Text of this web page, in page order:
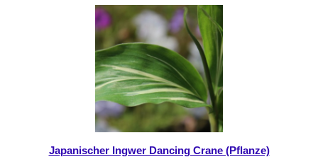
Japanischer Ingwer Dancing Crane (Pflanze)